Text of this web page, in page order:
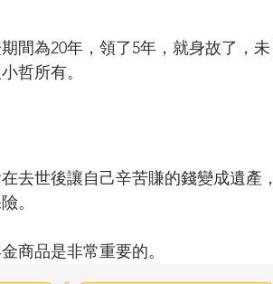
間為20年，領了5年，就身故了，未
哲所有。
去世後讓自己辛苦賺的錢變成遺產，
。
商品是非常重要的。